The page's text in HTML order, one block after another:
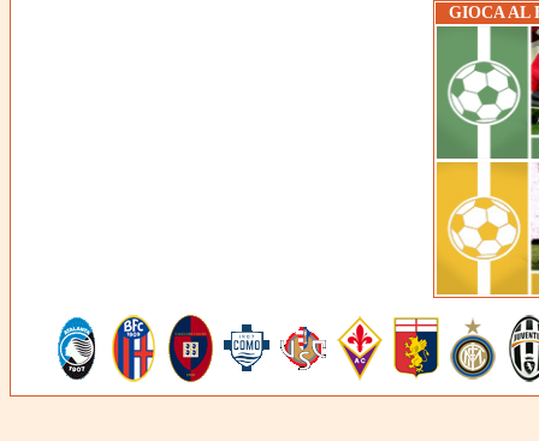
GIOCA AL